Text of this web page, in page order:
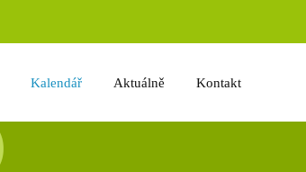
Kalendář Aktuálně Kontakt